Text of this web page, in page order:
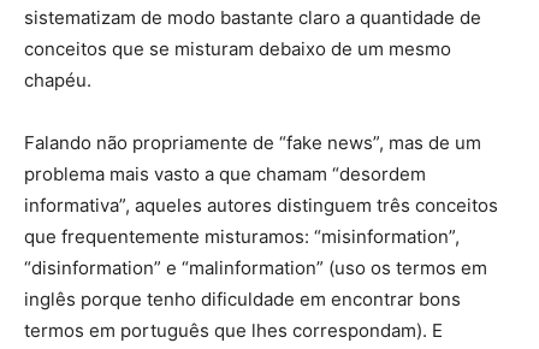
sistematizam de modo bastante claro a quantidade de
conceitos que se misturam debaixo de um mesmo
chapéu.
Falando não propriamente de “fake news”, mas de um
problema mais vasto a que chamam “desordem
informativa”, aqueles autores distinguem três conceitos
que frequentemente misturamos: “misinformation”,
“disinformation” e “malinformation” (uso os termos em
inglês porque tenho dificuldade em encontrar bons
termos em português que lhes correspondam). E